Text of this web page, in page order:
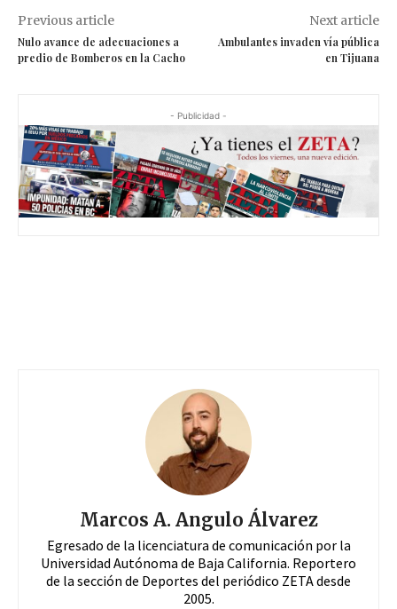
Previous article
Nulo avance de adecuaciones a
predio de Bomberos en la Cacho
Next article
Ambulantes invaden vía pública
en Tijuana
- Publicidad -
Marcos A. Angulo Álvarez
Egresado de la licenciatura de comunicación por la
Universidad Autónoma de Baja California. Reportero
de la sección de Deportes del periódico ZETA desde
2005.